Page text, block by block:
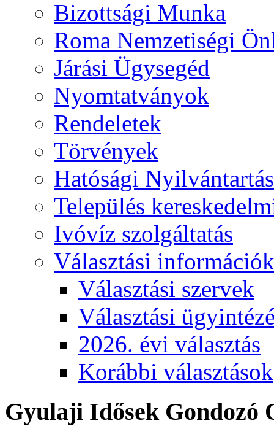
Bizottsági Munka
Roma Nemzetiségi
Járási Ügysegéd
Nyomtatványok
Rendeletek
Törvények
Hatósági
Település
Ivóvíz szolgáltatás
Választási információk
Választási szervek
Választási
2026. évi választás
Korábbi választások
Gyulaji Idősek Gondozó